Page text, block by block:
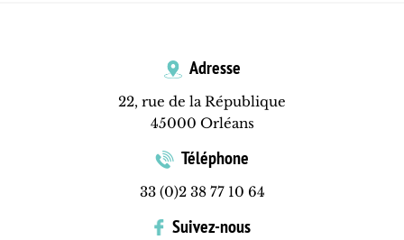
Adresse
22, rue de la République
45000 Orléans
Téléphone
33 (0)2 38 77 10 64
Suivez-nous